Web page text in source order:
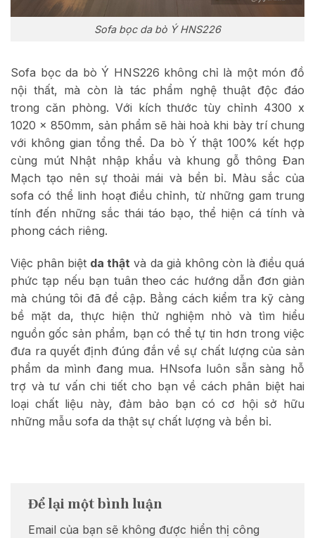
Sofa bọc da bò Ý HNS226
Sofa bọc da bò Ý HNS226 không chỉ là một món đồ
nội thất, mà còn là tác phẩm nghệ thuật độc đáo
trong căn phòng. Với kích thước tùy chỉnh 4300 x
1020 x 850mm, sản phẩm sẽ hài hoà khi bày trí chung
với không gian tổng thể. Da bò Ý thật 100% kết hợp
cùng mút Nhật nhập khẩu và khung gỗ thông Đan
Mạch tạo nên sự thoải mái và bền bỉ. Màu sắc của
sofa có thể linh hoạt điều chỉnh, từ những gam trung
tính đến những sắc thái táo bạo, thể hiện cá tính và
phong cách riêng.
Việc phân biệt da thật và da giả không còn là điều quá
phức tạp nếu bạn tuân theo các hướng dẫn đơn giản
mà chúng tôi đã đề cập. Bằng cách kiểm tra kỹ càng
bề mặt da, thực hiện thử nghiệm nhỏ và tìm hiểu
nguồn gốc sản phẩm, bạn có thể tự tin hơn trong việc
đưa ra quyết định đúng đắn về sự chất lượng của sản
phẩm da mình đang mua. HNsofa luôn sẵn sàng hỗ
trợ và tư vấn chi tiết cho bạn về cách phân biệt hai
loại chất liệu này, đảm bảo bạn có cơ hội sở hữu
những mẫu sofa da thật sự chất lượng và bền bỉ.
Để lại một bình luận
Email của bạn sẽ không được hiển thị công